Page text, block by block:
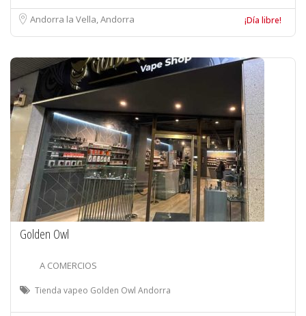
Andorra la Vella, Andorra ¡Día libre!
Golden Owl
A COMERCIOS
Tienda vapeo Golden Owl Andorra